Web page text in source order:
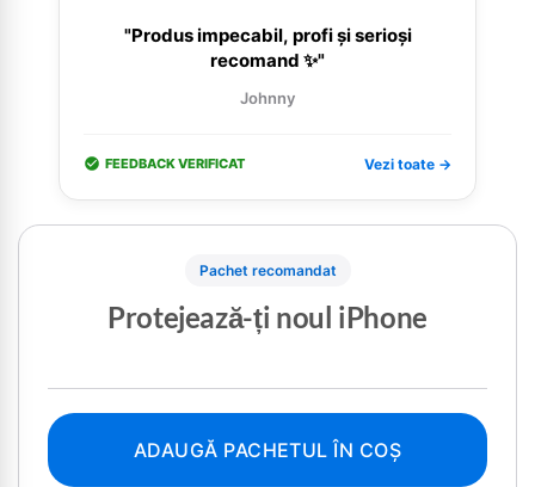
"Produs impecabil, profi și serioși
recomand ✨"
Johnny
FEEDBACK VERIFICAT Vezi toate →
Pachet recomandat
Protejează-ți noul iPhone
ADAUGĂ PACHETUL ÎN COȘ